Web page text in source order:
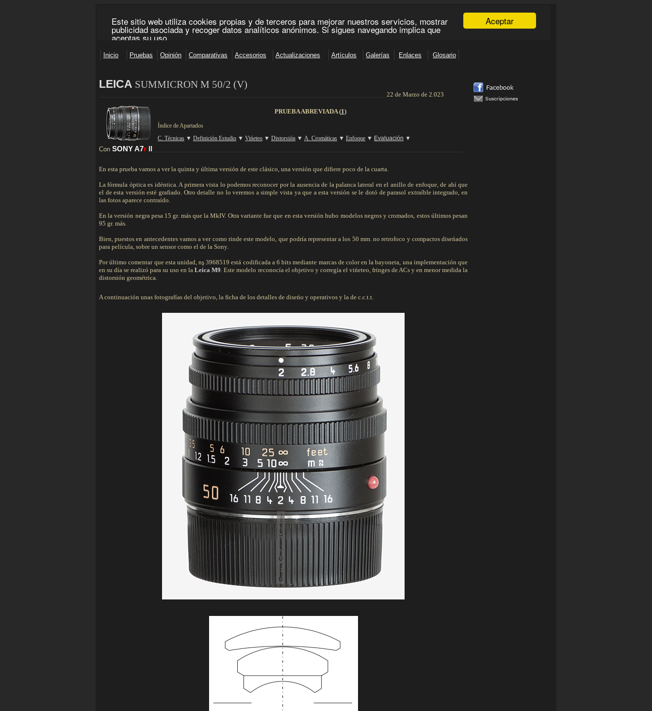
LEICA SUMMICRON M 50/2 (V)
22 de Marzo de 2.023
PRUEBA ABREVIADA (1)
Índice de Apartados
C. Técnicas ▼ Definición Estudio ▼ Vińeteo ▼ Distorsión ▼ A. Cromáticas ▼ Enfoque ▼ Evaluación ▼
Con SONY A7r
En esta prueba vamos a ver la quinta y última versión de este clásico, una versión que difiere poco de la cuarta.
La fórmula óptica es idéntica. A primera vista lo podemos reconocer por la ausencia de la palanca lateral en el anillo de enfoque, de ahí que
el de esta versión esté grafiado. Otro detalle no lo veremos a simple vista ya que a esta versión se le dotó de parasol extraíble integrado, en
las fotos aparece contraído.
En la versión negra pesa 15 gr. más que la MkIV. Otra variante fue que en esta versión hubo modelos negros y cromados, estos últimos pesan
95 gr. más.
Bien, puestos en antecedentes vamos a ver como rinde este modelo, que podría representar a los 50 mm. no retrofoco y compactos diseńados
para película, sobre un sensor como el de la Sony.
Por último comentar que esta unidad, nş 3968519 está codificada a 6 bits mediante marcas de color en la bayoneta, una implementación que
en su día se realizó para su uso en laLeica M9. Este modelo reconocía el objetivo y corregía el vińeteo, fringes de ACs y en menor medida la
distorsión geométrica.
A continuación unas fotografías del objetivo, la ficha de los detalles de diseńo y operativos y la de c.c.t.t.